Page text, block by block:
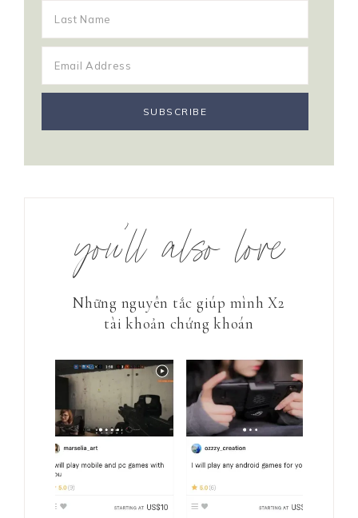
you’ll also love
Những nguyên tắc giúp mình X2
tài khoản chứng khoán